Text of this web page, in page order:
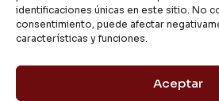
identificaciones únicas en este sitio. No
consentimiento, puede afectar
características y funciones.
Aceptar